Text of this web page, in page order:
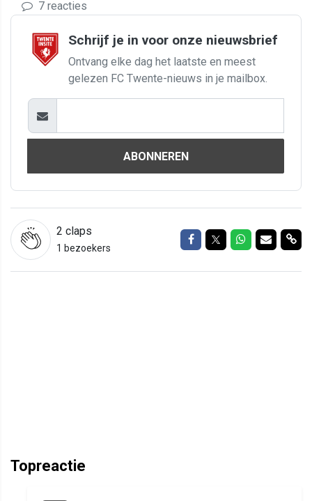
7 reacties
Schrijf je in voor onze nieuwsbrief
Ontvang elke dag het laatste en meest
gelezen FC Twente-nieuws in je mailbox.
ABONNEREN
2 claps
1 bezoekers
Delen op Facebook
Delen op Twitter
Delen op
Delen
Topreactie